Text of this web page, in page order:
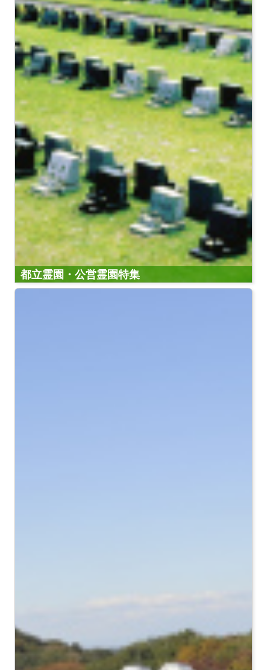
都立霊園・公営霊園特集